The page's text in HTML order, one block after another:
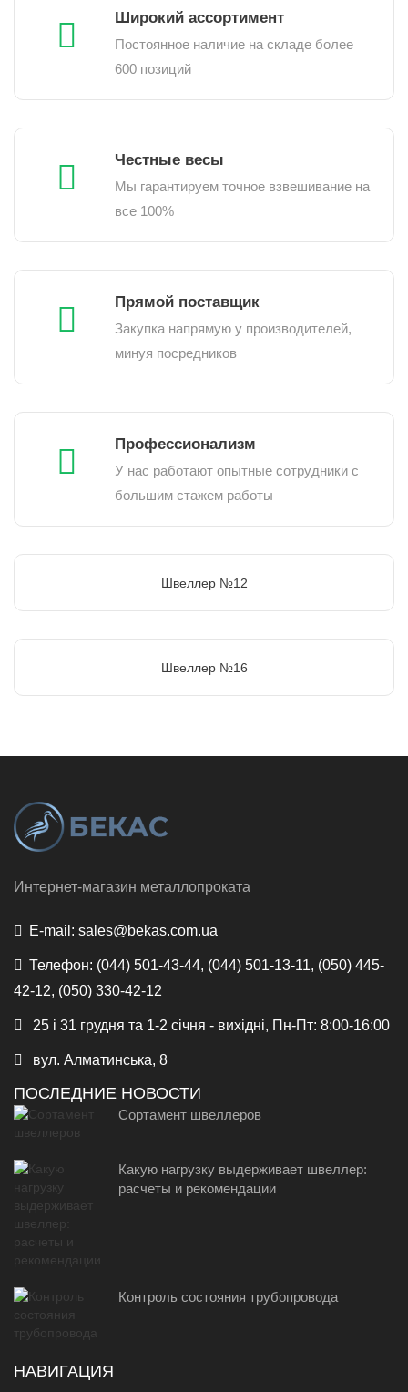
Широкий ассортимент
Постоянное наличие на складе более
600 позиций
Честные весы
Мы гарантируем точное взвешивание на
все 100%
Прямой поставщик
Закупка напрямую у производителей,
минуя посредников
Профессионализм
У нас работают опытные сотрудники с
большим стажем работы
Швеллер №12
Швеллер №16
Интернет-магазин металлопроката
E-mail: sales@bekas.com.ua
Телефон: (044) 501-43-44, (044) 501-13-11, (050) 445-
42-12, (050) 330-42-12
25 і 31 грудня та 1-2 січня - вихідні, Пн-Пт: 8:00-16:00
вул. Алматинська, 8
ПОСЛЕДНИЕ НОВОСТИ
Сортамент швеллеров
Какую нагрузку выдерживает швеллер:
расчеты и рекомендации
Контроль состояния трубопровода
НАВИГАЦИЯ